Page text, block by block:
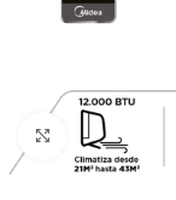
Haga Click